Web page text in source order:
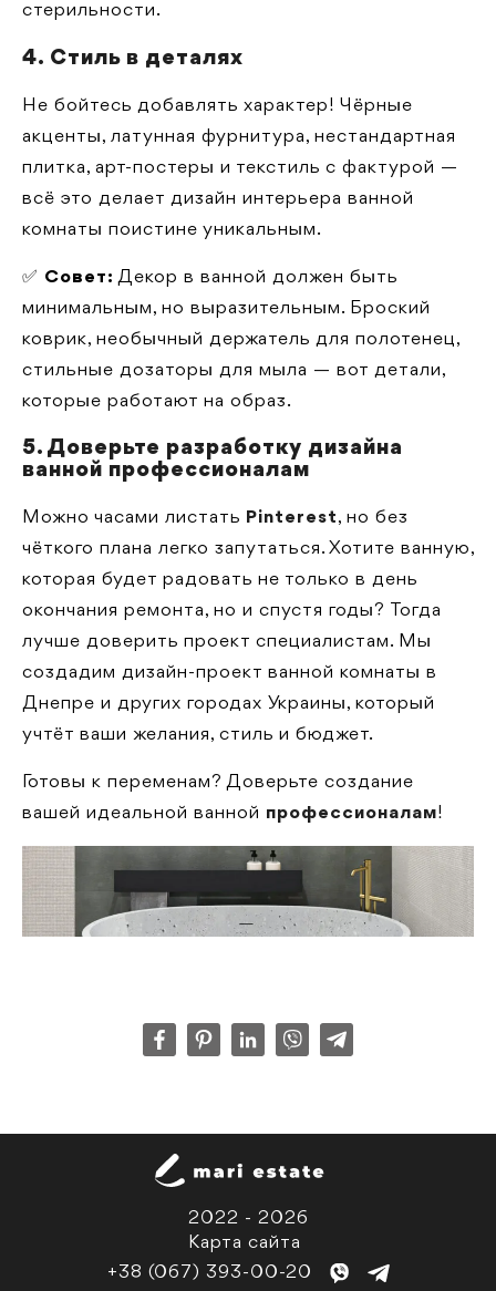
стерильности.
4. Стиль в деталях
Не бойтесь добавлять характер! Чёрные
акценты, латунная фурнитура, нестандартная
плитка, арт-постеры и текстиль с фактурой —
всё это делает дизайн интерьера ванной
комнаты поистине уникальным.
✅ Совет: Декор в ванной должен быть
минимальным, но выразительным. Броский
коврик, необычный держатель для полотенец,
стильные дозаторы для мыла — вот детали,
которые работают на образ.
5. Доверьте разработку дизайна
ванной профессионалам
Можно часами листать Pinterest, но без
чёткого плана легко запутаться. Хотите ванную,
которая будет радовать не только в день
окончания ремонта, но и спустя годы? Тогда
лучше доверить проект специалистам. Мы
создадим дизайн-проект ванной комнаты в
Днепре и других городах Украины, который
учтёт ваши желания, стиль и бюджет.
Готовы к переменам? Доверьте создание
вашей идеальной ванной профессионалам!
2022 - 2026
Карта сайта
+38 (067) 393-00-20